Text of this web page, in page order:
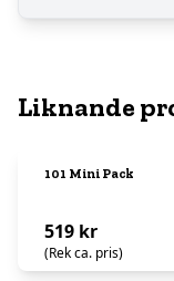
Liknande
101 Mini Pack
519 kr
(Rek ca. pris)